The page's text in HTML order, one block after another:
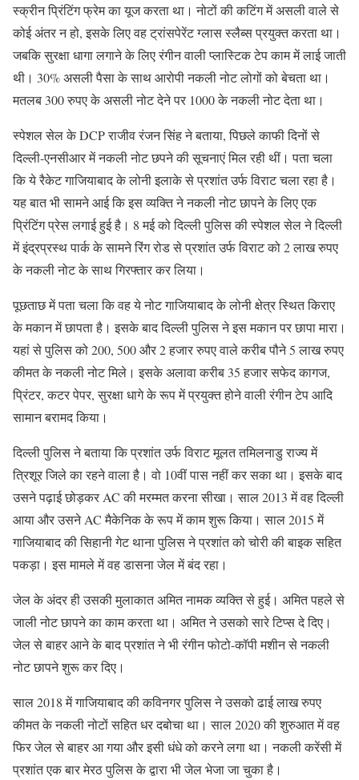
स्क्रीन प्रिंटिंग फ्रेम का यूज करता था। नोटों की कटिंग में असली वाले से
कोई अंतर न हो, इसके लिए वह ट्रांसपेरेंट ग्लास स्लैब्स प्रयुक्त करता था।
जबकि सुरक्षा धागा लगाने के लिए रंगीन वाली प्लास्टिक टेप काम में लाई जाती
थी। 30% असली पैसा के साथ आरोपी नकली नोट लोगों को बेचता था।
मतलब 300 रुपए के असली नोट देने पर 1000 के नकली नोट देता था।
स्पेशल सेल के DCP राजीव रंजन सिंह ने बताया, पिछले काफी दिनों से
दिल्ली-एनसीआर में नकली नोट छपने की सूचनाएं मिल रही थीं। पता चला
कि ये रैकेट गाजियाबाद के लोनी इलाके से प्रशांत उर्फ विराट चला रहा है।
यह बात भी सामने आई कि इस व्यक्ति ने नकली नोट छापने के लिए एक
प्रिंटिंग प्रेस लगाई हुई है। 8 मई को दिल्ली पुलिस की स्पेशल सेल ने दिल्ली
में इंद्रप्रस्थ पार्क के सामने रिंग रोड से प्रशांत उर्फ विराट को 2 लाख रुपए
के नकली नोट के साथ गिरफ्तार कर लिया।
पूछताछ में पता चला कि वह ये नोट गाजियाबाद के लोनी क्षेत्र स्थित किराए
के मकान में छापता है। इसके बाद दिल्ली पुलिस ने इस मकान पर छापा मारा।
यहां से पुलिस को 200, 500 और 2 हजार रुपए वाले करीब पौने 5 लाख रुपए
कीमत के नकली नोट मिले। इसके अलावा करीब 35 हजार सफेद कागज,
प्रिंटर, कटर पेपर, सुरक्षा धागे के रूप में प्रयुक्त होने वाली रंगीन टेप आदि
सामान बरामद किया।
दिल्ली पुलिस ने बताया कि प्रशांत उर्फ विराट मूलत तमिलनाडु राज्य में
त्रिशूर जिले का रहने वाला है। वो 10वीं पास नहीं कर सका था। इसके बाद
उसने पढ़ाई छोड़कर AC की मरम्मत करना सीखा। साल 2013 में वह दिल्ली
आया और उसने AC मैकेनिक के रूप में काम शुरू किया। साल 2015 में
गाजियाबाद की सिहानी गेट थाना पुलिस ने प्रशांत को चोरी की बाइक सहित
पकड़ा। इस मामले में वह डासना जेल में बंद रहा।
जेल के अंदर ही उसकी मुलाकात अमित नामक व्यक्ति से हुई। अमित पहले से
जाली नोट छापने का काम करता था। अमित ने उसको सारे टिप्स दे दिए।
जेल से बाहर आने के बाद प्रशांत ने भी रंगीन फोटो-कॉपी मशीन से नकली
नोट छापने शुरू कर दिए।
साल 2018 में गाजियाबाद की कविनगर पुलिस ने उसको ढाई लाख रुपए
कीमत के नकली नोटों सहित धर दबोचा था। साल 2020 की शुरुआत में वह
फिर जेल से बाहर आ गया और इसी धंधे को करने लगा था। नकली करेंसी में
प्रशांत एक बार मेरठ पुलिस के द्वारा भी जेल भेजा जा चुका है।